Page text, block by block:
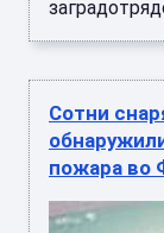
Сотни
пожара во